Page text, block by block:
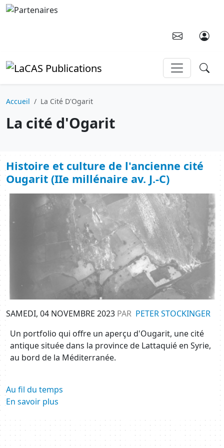
Aller au contenu principal
Accueil La Cité D'Ogarit
La cité d'Ogarit
Histoire et culture de l'ancienne cité
Ougarit (IIe millénaire av. J.-C)
SAMEDI, 04 NOVEMBRE 2023 PAR PETER STOCKINGER
Un portfolio qui offre un aperçu d'Ougarit, une cité
antique située dans la province de Lattaquié en Syrie,
au bord de la Méditerranée.
Au fil du temps
En savoir plus